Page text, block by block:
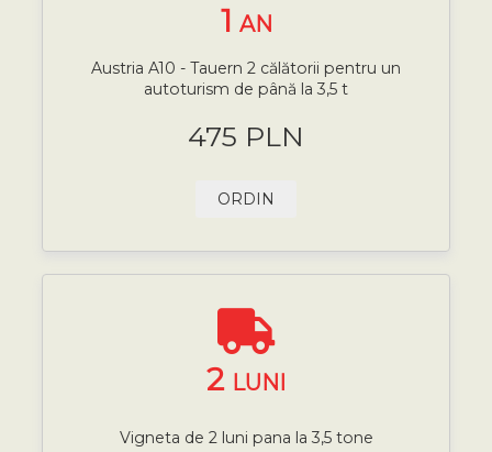
1 AN
Austria A10 - Tauern 2 călătorii pentru un
autoturism de până la 3,5 t
475 PLN
ORDIN
2 LUNI
Vigneta de 2 luni pana la 3,5 tone